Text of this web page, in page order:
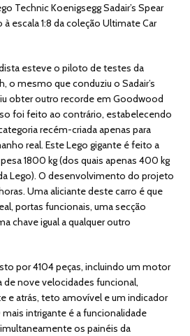
Technic Koenigsegg Sadair’s Spear
escala 1:8 da coleção Ultimate Car
esteve o piloto de testes da
o mesmo que conduziu o Sadair’s
obter outro recorde em Goodwood
foi feito ao contrário, estabelecendo
recém-criada apenas para
real. Este Lego gigante é feito a
1800 kg (dos quais apenas 400 kg
Lego). O desenvolvimento do projeto
Uma aliciante deste carro é que
portas funcionais, uma secção
chave igual a qualquer outro
por 4104 peças, incluindo um motor
de nove velocidades funcional,
e atrás, teto amovível e um indicador
mais intrigante é a funcionalidade
os painéis da